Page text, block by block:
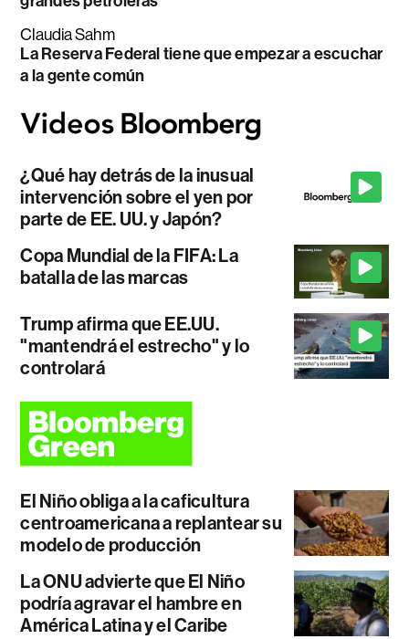
Claudia Sahm
La Reserva Federal tiene que empezar a escuchar
a la gente común
¿Qué hay detrás de la inusual
intervención sobre el yen por
parte de EE. UU. y Japón?
Copa Mundial de la FIFA: La
batalla de las marcas
Trump afirma que EE.UU.
"mantendrá el estrecho" y lo
controlará
El Niño obliga a la caficultura
centroamericana a replantear su
modelo de producción
La ONU advierte que El Niño
podría agravar el hambre en
América Latina y el Caribe